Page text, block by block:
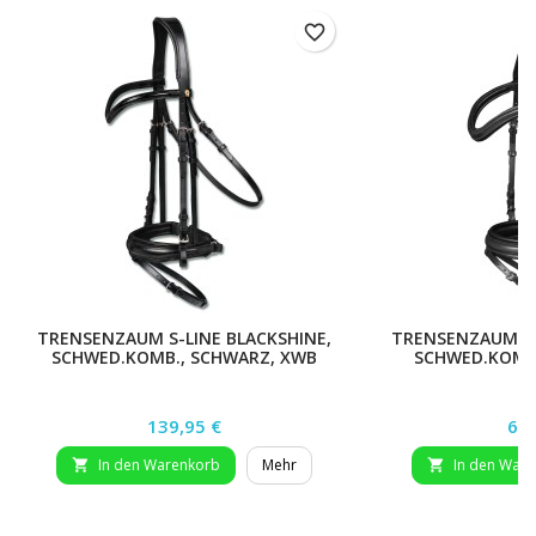
TRENSENZAUM S-LINE BLACKSHINE,
SCHWED.KOMB., SCHWARZ, XWB
Preis
139,95 €
 In den Warenkorb Mehr
favorite_border
TRENSENZAUM
 In den